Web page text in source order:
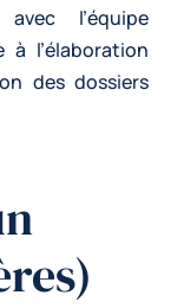
l’équipe
à l’élaboration
des dossiers